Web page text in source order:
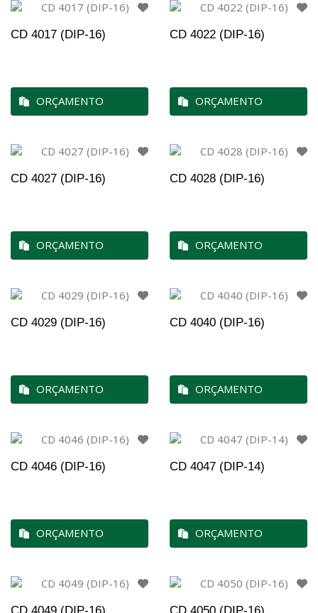
CD 4017 (DIP-16)
ORÇAMENTO
CD 4022 (DIP-16)
ORÇAMENTO
CD 4027 (DIP-16)
ORÇAMENTO
CD 4028 (DIP-16)
ORÇAMENTO
CD 4029 (DIP-16)
ORÇAMENTO
CD 4040 (DIP-16)
ORÇAMENTO
CD 4046 (DIP-16)
ORÇAMENTO
CD 4047 (DIP-14)
ORÇAMENTO